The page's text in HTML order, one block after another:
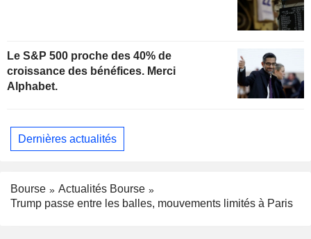
Le S&P 500 proche des 40% de
croissance des bénéfices. Merci
Alphabet.
Dernières actualités
Bourse
Actualités Bourse
Trump passe entre les balles, mouvements limités à Paris